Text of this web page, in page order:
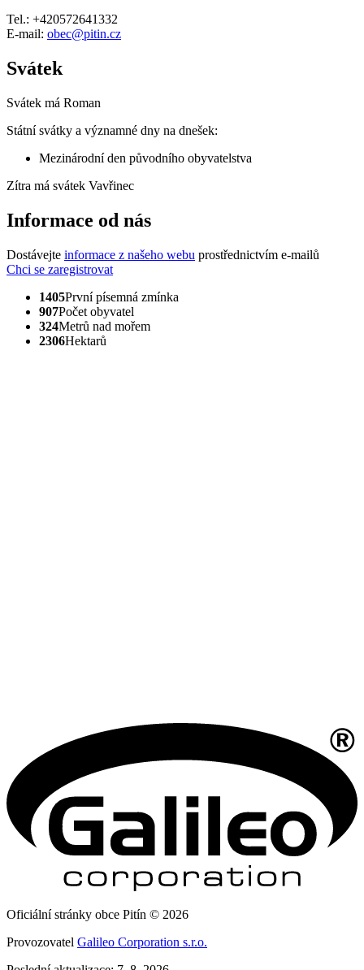
Tel.: +420572641332
E-mail: obec@pitin.cz
Svátek
Svátek má Roman
Státní svátky a významné dny na dnešek:
Mezinárodní den původního obyvatelstva
Zítra má svátek Vavřinec
Informace od nás
Dostávejte informace z našeho webu prostřednictvím e-mailů
Chci se zaregistrovat
1405První písemná zmínka
907Počet obyvatel
324Metrů nad mořem
2306Hektarů
Oficiální stránky obce Pitín © 2026
Provozovatel Galileo Corporation s.r.o.